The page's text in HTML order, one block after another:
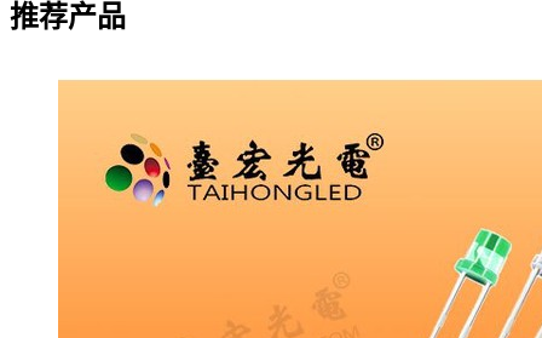
推荐产品